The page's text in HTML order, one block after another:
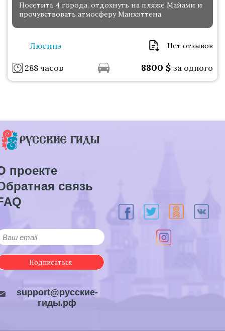
Посетить 4 города, отдохнуть на пляже Майами и
прочувствовать атмосферу Манхэттена
Люсинэ Нет отзывов
288 часов 8800 $ за одного
проекте
связь
Подписаться
support@русские-
гиды.рф